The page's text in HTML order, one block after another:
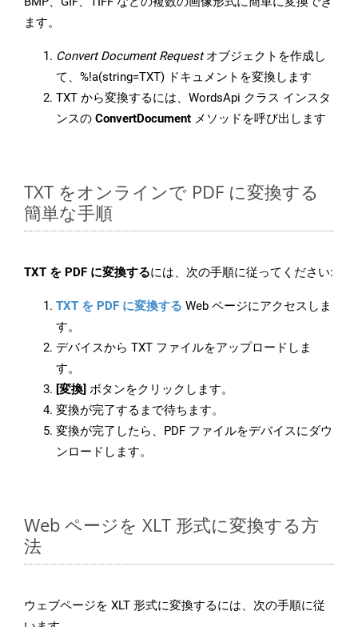
ます。
Convert Document Requestオブジェクトを作成し
て、%!a(string=TXT) ドキュメントを変換します
TXT から変換するには、WordsApi クラス インスタ
ンスの ConvertDocument メソッドを呼び出します
TXT をオンラインで PDF に変換する
簡単な手順
TXT を PDF に変換するには、次の手順に従ってください:
TXT を PDF に変換する Web ページにアクセスしま
す。
デバイスから TXT ファイルをアップロードしま
す。
[変換] ボタンをクリックします。
変換が完了するまで待ちます。
変換が完了したら、PDF ファイルをデバイスにダウ
ンロードします。
Web ページを XLT 形式に変換する方
法
ウェブページを XLT 形式に変換するには、次の手順に従